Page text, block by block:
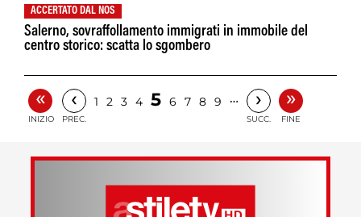
ACCERTATO DAL NOS
Salerno, sovraffollamento immigrati in immobile del
centro storico: scatta lo sgombero
«
INIZIO
‹
PREC.
1 2 3 4 5 6 7 8 9 … ›
SUCC.
»
FINE